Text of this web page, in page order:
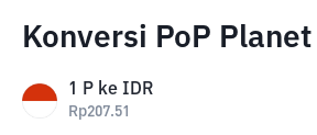
Konversi PoP Planet
1 P ke IDR
Rp207.51